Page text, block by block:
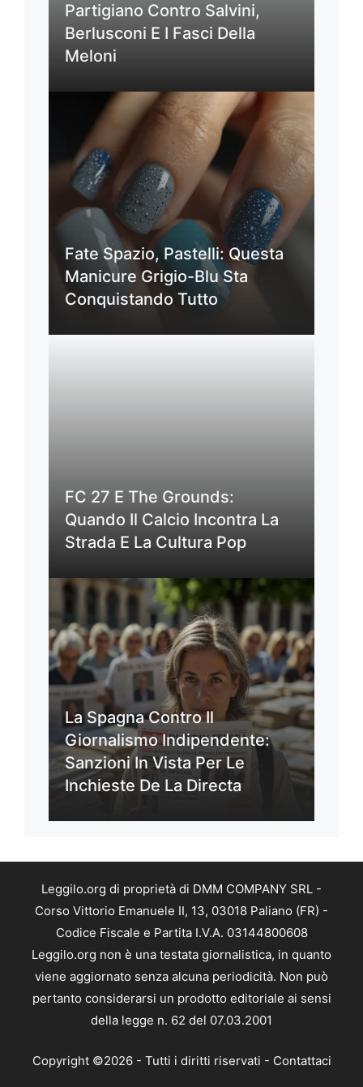
Partigiano Contro Salvini,
Berlusconi E I Fasci Della
Meloni
Fate Spazio, Pastelli: Questa
Manicure Grigio-Blu Sta
Conquistando Tutto
FC 27 E The Grounds:
Quando Il Calcio Incontra La
Strada E La Cultura Pop
La Spagna Contro Il
Giornalismo Indipendente:
Sanzioni In Vista Per Le
Inchieste De La Directa
Leggilo.org di proprietà di DMM COMPANY SRL -
Corso Vittorio Emanuele II, 13, 03018 Paliano (FR) -
Codice Fiscale e Partita I.V.A. 03144800608
Leggilo.org non è una testata giornalistica, in quanto
viene aggiornato senza alcuna periodicità. Non può
pertanto considerarsi un prodotto editoriale ai sensi
della legge n. 62 del 07.03.2001
Copyright ©2026 - Tutti i diritti riservati - Contattaci